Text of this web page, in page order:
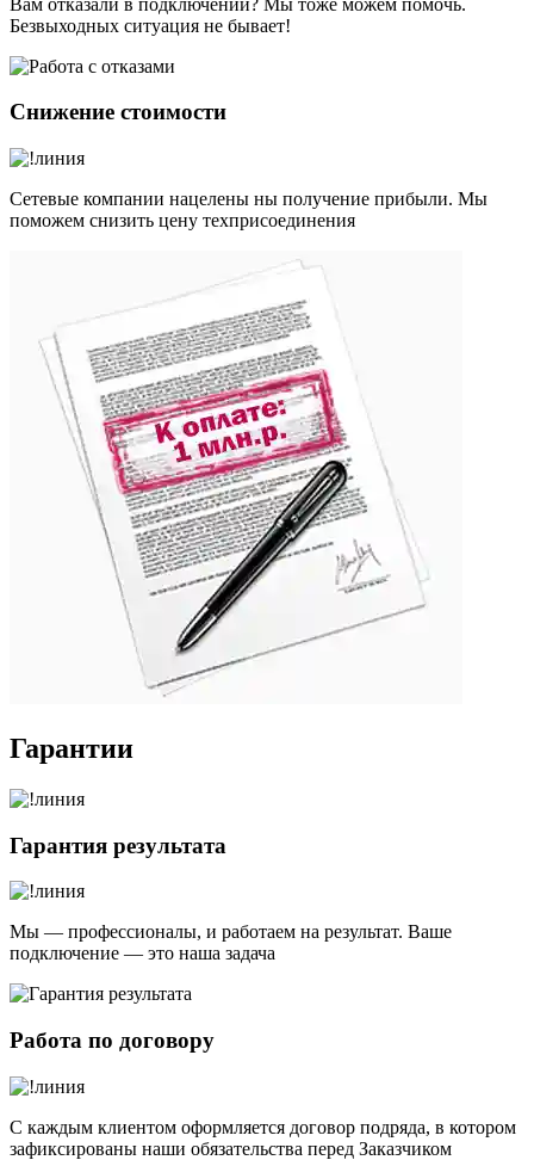
Безвыходных ситуация не бывает!
Снижение стоимости
Сетевые компании нацелены ны получение прибыли. Мы
поможем снизить цену техприсоединения
Гарантии
Гарантия результата
Мы — профессионалы, и работаем на результат. Ваше
подключение — это наша задача
Работа по договору
С каждым клиентом оформляется договор подряда, в котором
зафиксированы наши обязательства перед Заказчиком